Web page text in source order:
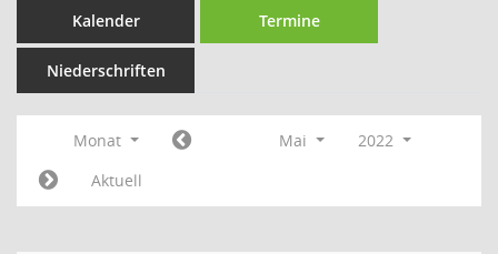
Kalender Termine
Niederschriften
Monat Mai
2022
Aktuell